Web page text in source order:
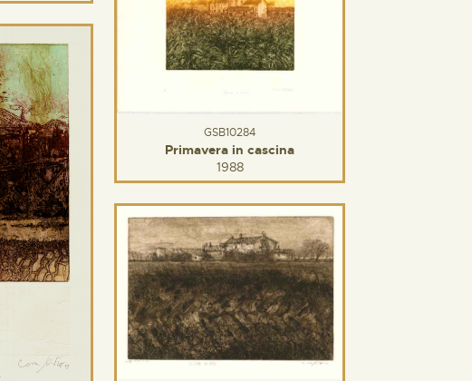
GSB10284
Primavera in cascina
1988